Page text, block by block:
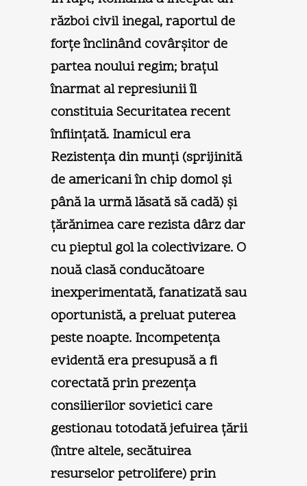
război civil inegal, raportul de
forţe înclinând covârşitor de
partea noului regim; braţul
înarmat al represiunii îl
constituia Securitatea recent
înfiinţată. Inamicul era
Rezistenţa din munţi (sprijinită
de americani în chip domol şi
până la urmă lăsată să cadă) şi
ţărănimea care rezista dârz dar
cu pieptul gol la colectivizare. O
nouă clasă conducătoare
inexperimentată, fanatizată sau
oportunistă, a preluat puterea
peste noapte. Incompetenţa
evidentă era presupusă a fi
corectată prin prezenţa
consilierilor sovietici care
gestionau totodată jefuirea ţării
(între altele, secătuirea
resurselor petrolifere) prin